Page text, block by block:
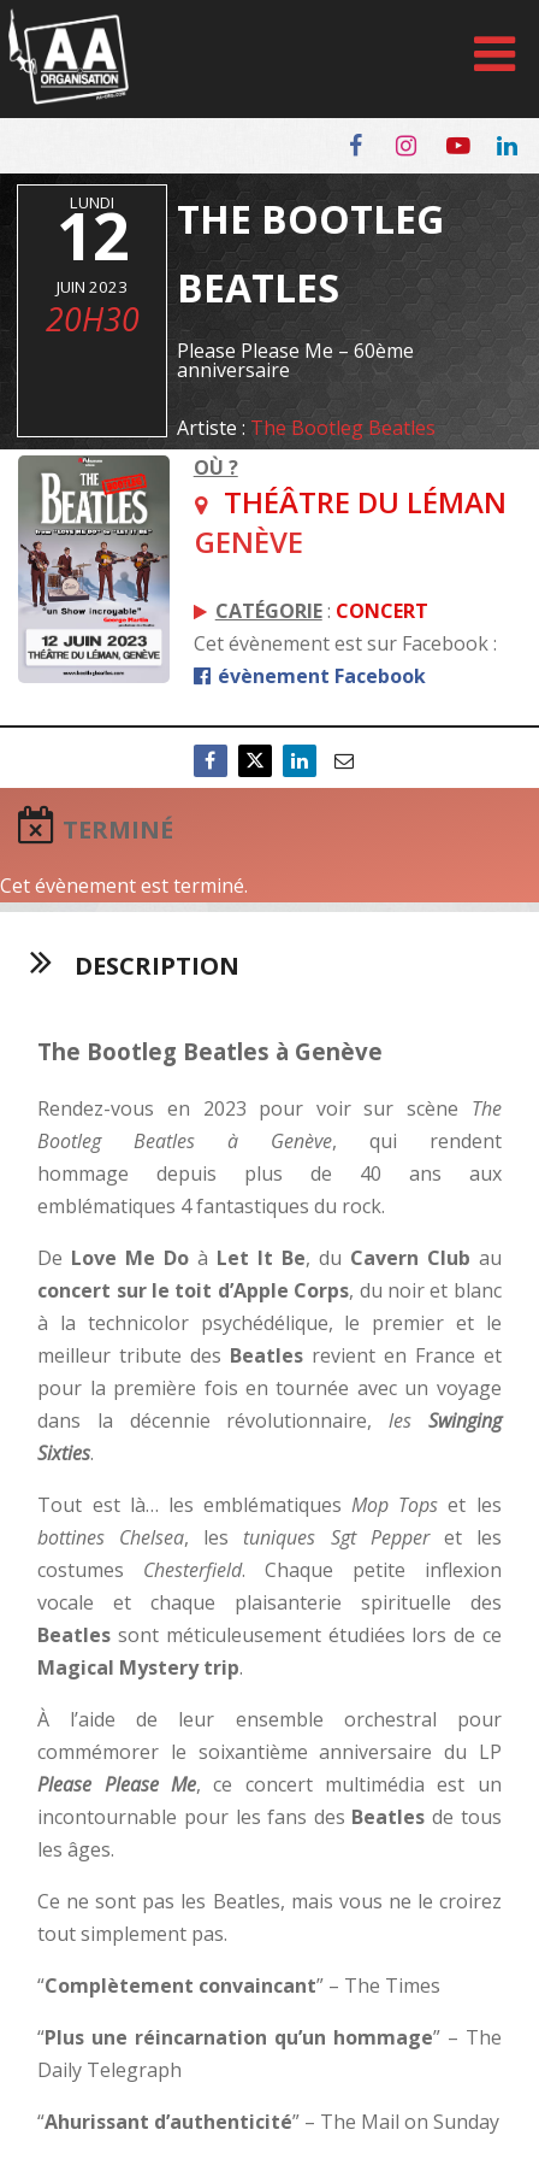
Panneau de gestion des cookies
LUNDI
12
JUIN 2023
20H30
THE BOOTLEG
BEATLES
Please Please Me – 60ème
anniversaire
Artiste : The Bootleg Beatles
OÙ ?
THÉÂTRE DU LÉMAN
GENÈVE
CATÉGORIE: CONCERT
Cet évènement est sur Facebook :
évènement Facebook
TERMINÉ
Cet évènement est terminé.
DESCRIPTION
The Bootleg Beatles à Genève
Rendez-vous en 2023 pour voir sur scène The
Bootleg Beatles à Genève, qui rendent
hommage depuis plus de 40 ans aux
emblématiques 4 fantastiques du rock.
De Love Me Do à Let It Be, du Cavern Club au
concert sur le toit d’Apple Corps, du noir et blanc
à la technicolor psychédélique, le premier et le
meilleur tribute des Beatles revient en France et
pour la première fois en tournée avec un voyage
dans la décennie révolutionnaire, les Swinging
Sixties.
Tout est là… les emblématiquesMop Tops et les
bottines Chelsea, les tuniques Sgt Pepperet les
costumes Chesterfield. Chaque petite inflexion
vocale et chaque plaisanterie spirituelle des
Beatles sont méticuleusement étudiées lors de ce
Magical Mystery trip.
À l’aide de leur ensemble orchestral pour
commémorer le soixantième anniversaire du LP
Please Please Me, ce concert multimédia est un
incontournable pour les fans des Beatles de tous
les âges.
Ce ne sont pas les Beatles, mais vous ne le croirez
tout simplement pas.
“Complètement convaincant” – The Times
“Plus une réincarnation qu’un hommage” – The
Daily Telegraph
“Ahurissant d’authenticité” – The Mail on Sunday